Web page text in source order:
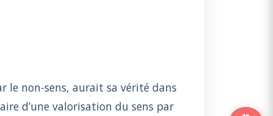
le non-sens, aurait sa vérité dans
d’une valorisation du sens par